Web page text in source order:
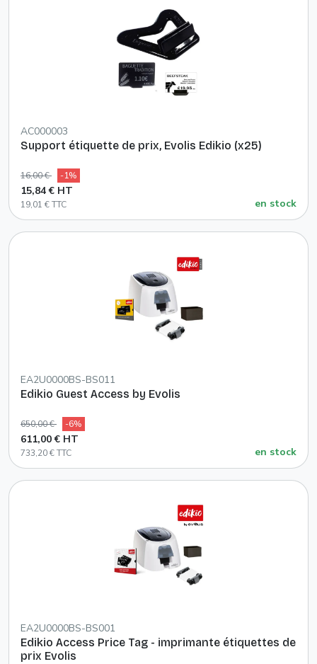
AC000003
Support étiquette de prix, Evolis Edikio (x25)
16,00 € -1%
15,84 € HT
19,01 € TTC en stock
EA2U0000BS-BS011
Edikio Guest Access by Evolis
650,00 € -6%
611,00 € HT
733,20 € TTC en stock
EA2U0000BS-BS001
Edikio Access Price Tag - imprimante étiquettes de
prix Evolis